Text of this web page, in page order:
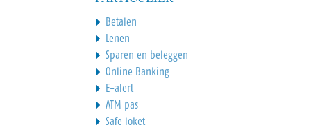
Betalen
Lenen
Sparen en beleggen
Online Banking
E-alert
ATM pas
Safe loket